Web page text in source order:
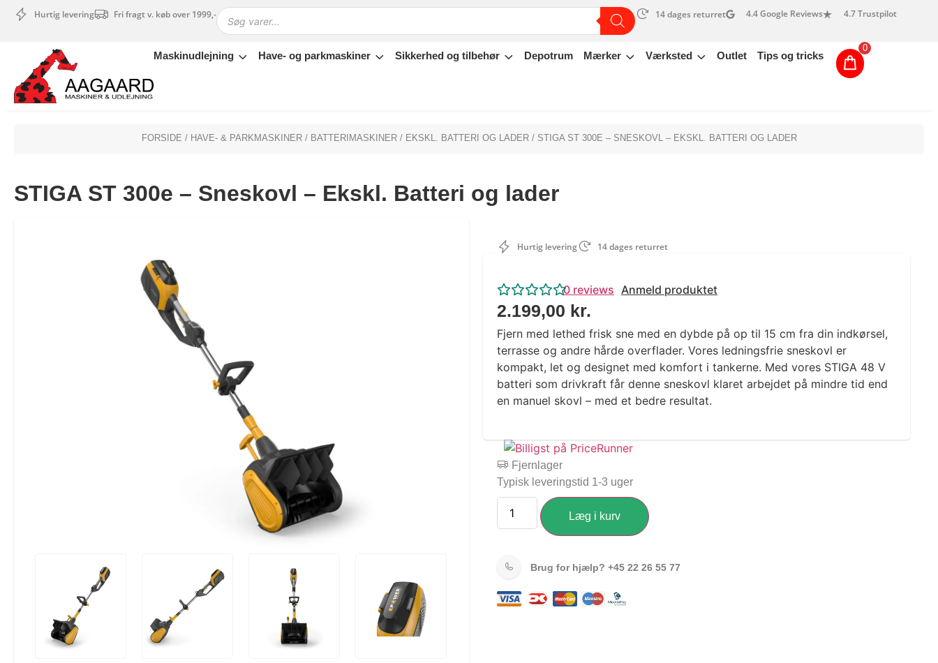
Hurtig levering Fri fragt v. køb over 1999,- 14 dages returret 4.4 Google Reviews 4.7 Trustpilot
Maskinudlejning Have- og parkmaskiner Sikkerhed og tilbehør Depotrum Mærker Værksted Outlet Tips og tricks
0
Maskinudlejning
Have- og parkmaskiner
Sikkerhed og tilbehør
Outlet
FORSIDE / HAVE- & PARKMASKINER/ BATTERIMASKINER/ EKSKL. BATTERI OG LADER/ STIGA ST 300E – SNESKOVL – EKSKL. BATTERI OG LADER
STIGA ST 300e – Sneskovl – Ekskl. Batteri og lader
Hurtig levering 14 dages returret
0 reviews Anmeld produktet
2.199,00 kr.
Fjern med lethed frisk sne med en dybde på op til 15 cm fra din indkørsel,
terrasse og andre hårde overflader. Vores ledningsfrie sneskovl er
kompakt, let og designet med komfort i tankerne. Med vores STIGA 48 V
batteri som drivkraft får denne sneskovl klaret arbejdet på mindre tid end
en manuel skovl – med et bedre resultat.
Fjernlager
Typisk leveringstid 1-3 uger
Læg i kurv
Brug for hjælp? +45 22 26 55 77